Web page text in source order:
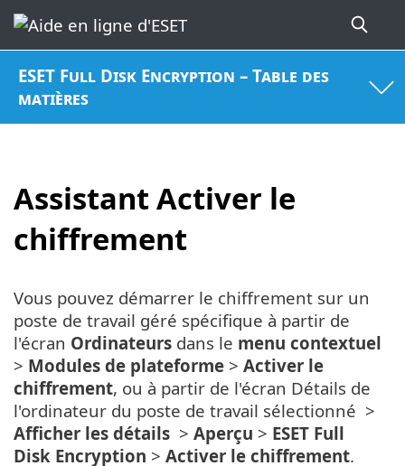
ESET Full Disk Encryption – Table des
matières
Assistant Activer le
chiffrement
Vous pouvez démarrer le chiffrement sur un
poste de travail géré spécifique à partir de
l'écran Ordinateurs dans le menu contextuel
> Modules de plateforme > Activer le
chiffrement, ou à partir de l'écran Détails de
l'ordinateur du poste de travail sélectionné >
Afficher les détails > Aperçu > ESET Full
Disk Encryption > Activer le chiffrement.